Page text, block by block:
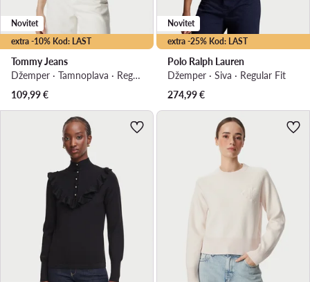
extra -10% Kod: LAST
Novitet
Tommy Jeans
Džemper · Tamnoplava · Regular Fit
109,99€
extra -25% Kod: LAST
Novitet
Polo Ralph Lauren
Džemper · Siva · Regular Fit
274,99€